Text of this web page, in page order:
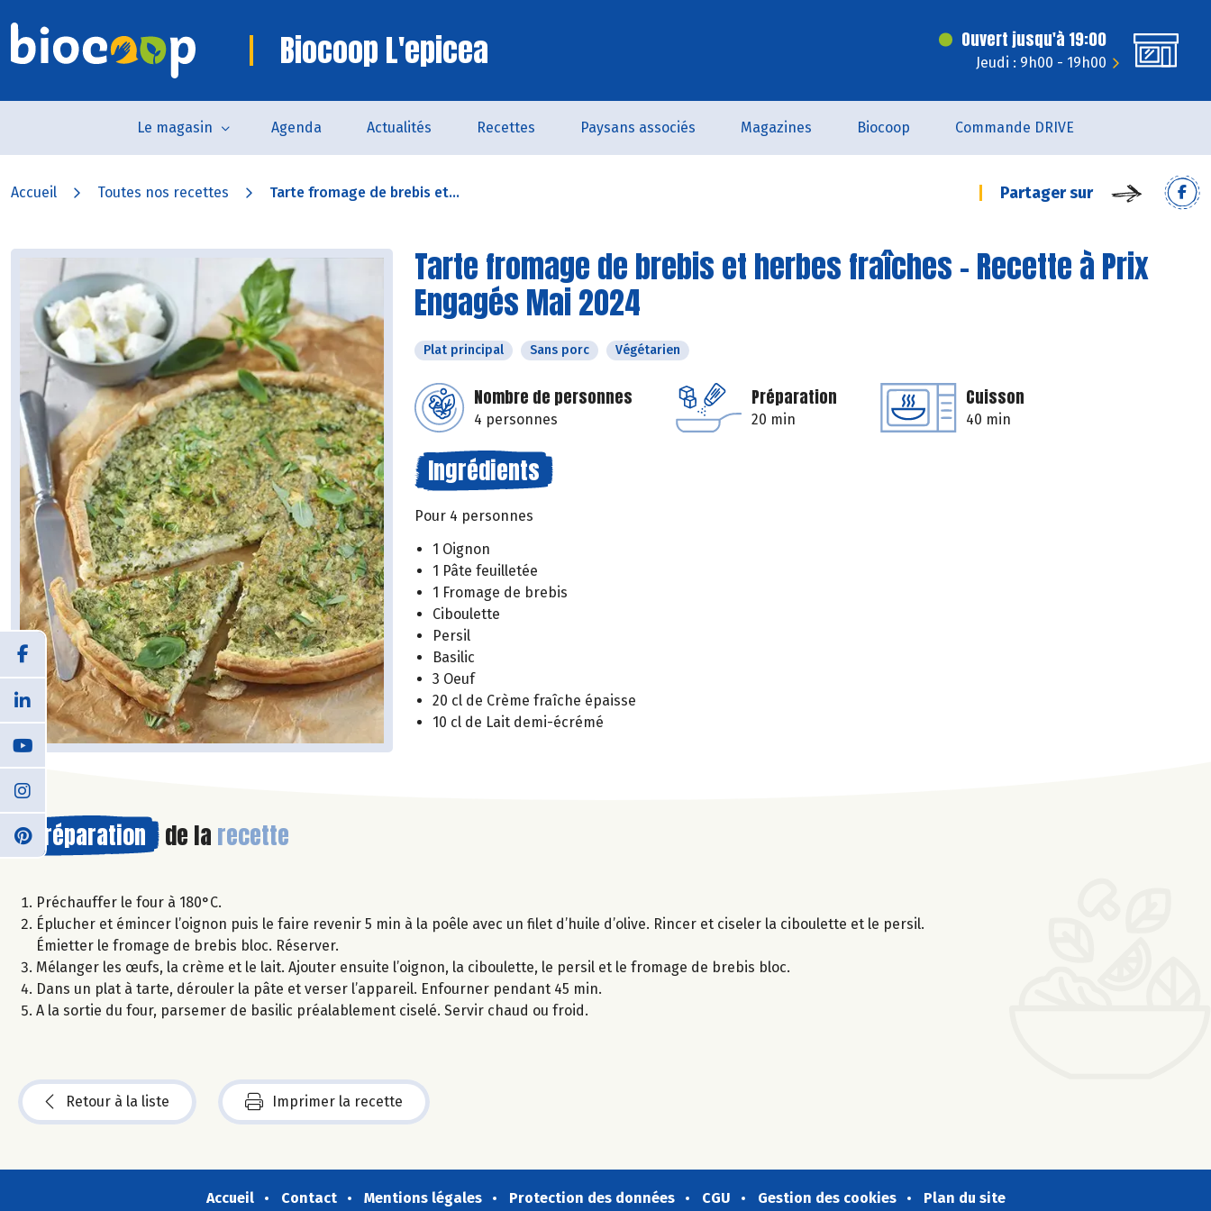
Biocoop L'epicea Ouvert jusqu'à 19:00
Jeudi : 9h00 - 19h00
Le magasin Agenda Actualités Recettes Paysans associés Magazines Biocoop Commande DRIVE
Accueil Toutes nos recettes Tarte fromage de brebis et... Partager sur
Tarte fromage de brebis et herbes fraîches - Recette à Prix
Engagés Mai 2024
Plat principal Sans porc Végétarien
Nombre de personnes
4 personnes
Préparation
20 min
Cuisson
40 min
Ingrédients
Pour 4 personnes
1 Oignon
1 Pâte feuilletée
1 Fromage de brebis
Ciboulette
Persil
Basilic
3 Oeuf
20 cl de Crème fraîche épaisse
10 cl de Lait demi-écrémé
Préparation de la recette
Préchauffer le four à 180°C.
Éplucher et émincer l’oignon puis le faire revenir 5 min à la poêle avec un filet d’huile d’olive. Rincer et ciseler la ciboulette et le persil.
Émietter le fromage de brebis bloc. Réserver.
Mélanger les œufs, la crème et le lait. Ajouter ensuite l’oignon, la ciboulette, le persil et le fromage de brebis bloc.
Dans un plat à tarte, dérouler la pâte et verser l’appareil. Enfourner pendant 45 min.
A la sortie du four, parsemer de basilic préalablement ciselé. Servir chaud ou froid.
Retour à la liste Imprimer la recette
Accueil Contact Mentions légales Protection des données CGU Gestion des cookies Plan du site